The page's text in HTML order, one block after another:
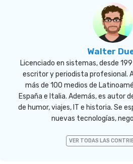
Walter
Licenciado en sistemas, desde
escritor y periodista profesional.
más de 100 medios de
España e Italia. Además, es autor
de humor, viajes, IT e historia. Se
nuevas tecnologías,
VER TODAS LAS